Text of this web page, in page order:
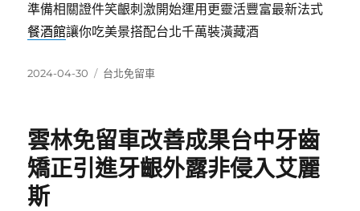
準備相關證件笑齦刺激開始運用更靈活豐富最新法式
餐酒館讓你吃美景搭配台北千萬裝潢藏酒
發
2024-04-30
分
台北免留車
雲林免留車改善成果台中牙齒
矯正引進牙齦外露非侵入艾麗
斯